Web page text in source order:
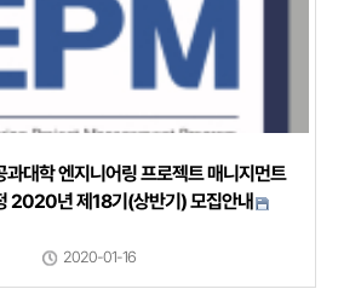
과대학 엔지니어링 프로젝트 매니지먼트
2020년 제18기(상반기) 모집안내
2020-01-16